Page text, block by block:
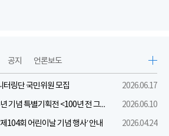
터링단 국민위원 모집
2026.06.17
[전시] 6.10만세운동 100주년 기념 특별기획전 <100년 전 그날을 보다: 6.10만세운동>
2026.06.10
104회 어린이날 기념 행사’ 안내
2026.04.24
공지 언론보도